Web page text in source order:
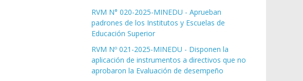
RVM N° 020-2025-MINEDU - Aprueban
padrones de los Institutos y Escuelas de
Educación Superior
RVM Nº 021-2025-MINEDU - Disponen la
aplicación de instrumentos a directivos que no
aprobaron la Evaluación de desempeño